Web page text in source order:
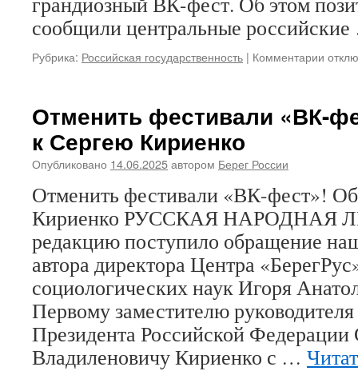
сообщили центральные
Рубрика: Российская государственность | Комментарии к
Зачем
уже
более
трех
лет
Отменить фестивали «ВК-
к Сергею Кириенко
Опубликовано 14.06.2025автором Берег России
Отменить фестивали «ВК-фест»!
Кириенко РУССКАЯ НАРОДНАЯ
редакцию поступило обращение
автора директора Центра
социологических наук Игоря
Первому заместителю
Президента Российской
Владиленовичу Кириенко с …